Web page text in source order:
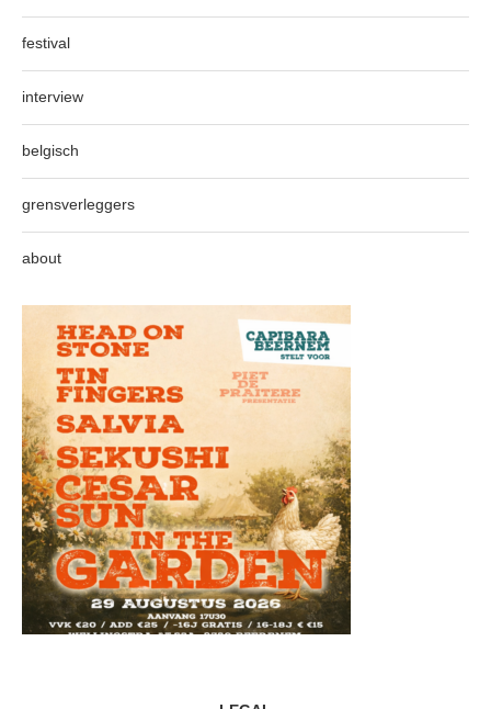
festival
interview
belgisch
grensverleggers
about